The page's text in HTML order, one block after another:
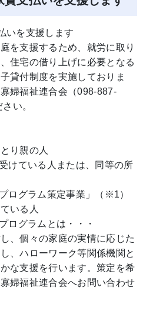
いを支援します
を支援するため、就労に取り
住宅の借り上げに必要となる
貸付制度を実施しておりま
婦福祉連合会（098-887-
い。
り親の人
けている人または、同等の所
ログラム策定事業」（※1）
いる人
グラムとは・・・
、個々の家庭の実情に応じた
、ハローワーク等関係機関と
な支援を行います。策定を希
婦福祉連合会へお問い合わせ